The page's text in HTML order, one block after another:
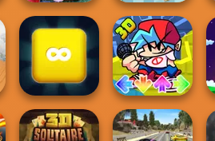
Winter Clash 3D Break n Bounce